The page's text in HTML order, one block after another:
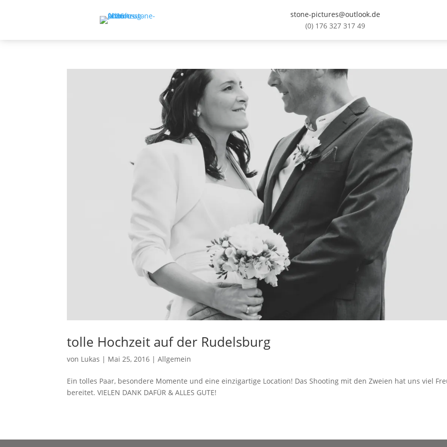
stone-pictures@outlook.de
(0) 176 327 317 49
tolle Hochzeit auf der Rudelsburg
von Lukas | Mai 25, 2016 |Allgemein
Ein tolles Paar, besondere Momente und eine einzigartige Location! Das Shooting mit den Zweien hat uns viel
bereitet. VIELEN DANK DAFÜR & ALLES GUTE!